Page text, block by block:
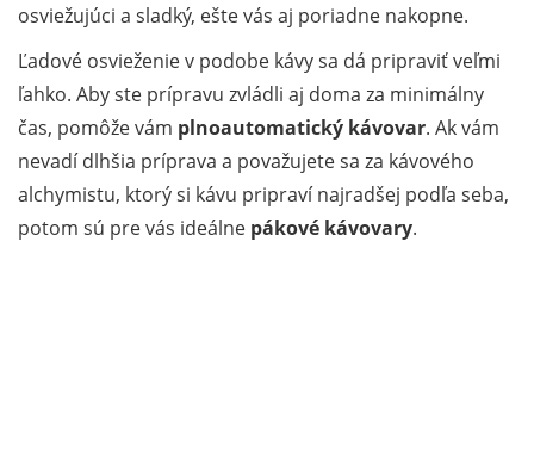
osviežujúci a sladký, ešte vás aj poriadne nakopne.
Ľadové osvieženie v podobe kávy sa dá pripraviť veľmi
ľahko. Aby ste prípravu zvládli aj doma za minimálny
čas, pomôže vám plnoautomatický kávovar. Ak vám
nevadí dlhšia príprava a považujete sa za kávového
alchymistu, ktorý si kávu pripraví najradšej podľa seba,
potom sú pre vás ideálne pákové kávovary.